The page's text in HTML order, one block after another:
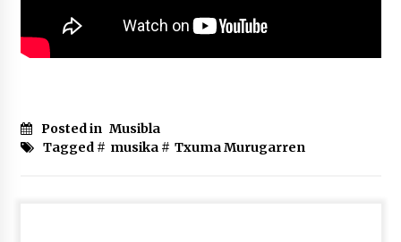
Posted in Musibla
Tagged # musika# Txuma Murugarren